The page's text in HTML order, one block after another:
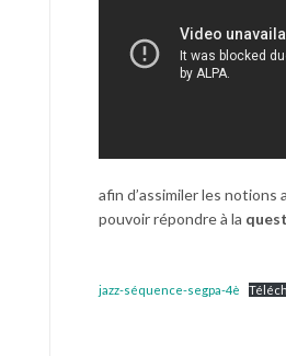
afin d’assimiler les notions
pouvoir répondre à la
jazz-séquence-segpa-4è